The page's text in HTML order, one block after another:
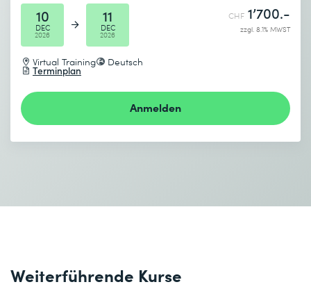
* Pflichtfelder
Ich habe die
10
DEC
2026
11
DEC
2026
Virtual Training Deutsch
Terminplan
CHF 1’700.-
zzgl. 8.1% MWST
Anmelden
Weiterführende Kurse